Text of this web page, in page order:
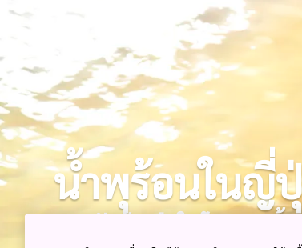
น้ำพุร้อนในญี่
การพักค้างคืนในโรงแร